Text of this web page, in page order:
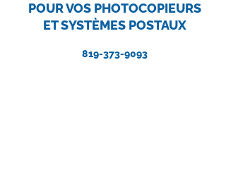
POUR VOS PHOTOCOPIEURS
ET SYSTÈMES POSTAUX
819-373-9093